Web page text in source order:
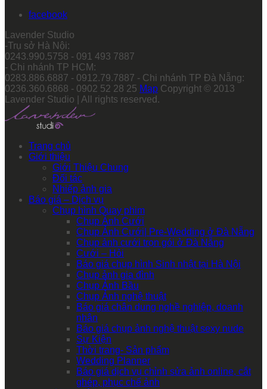
facebook
Lavender Studio
-Trụ sở Hà Nội:
0243.990.5758 - 091 493 7887
- Chi nhánh TP HCM:
0283.886.6887 - 0912.79.7887 - Chi nhánh TP Đà Nẵng:
0236.360.6868 - 0902 52 28 25 Map Copyright © 2013
Lavender Studio | All rights reserved.
Trang chủ
Giới thiệu
Giới Thiệu Chung
Đối tác
Nhiếp ảnh gia
Báo giá – Dịch vụ
Chụp hình Quay phim
Chụp Ảnh Cưới
Chụp Ảnh Cưới| Pre-Wedding ở Đà Nẵng
Chụp ảnh cưới trọn gói ở Đà Nẵng
Cưới – Hỏi
Báo giá chụp hình Sinh nhật tại Hà Nội
Chụp ảnh gia đình
Chụp Ảnh Bầu
Chụp Ảnh nghệ thuật
Báo giá chân dung nghề nghiệp, doanh
nhân
Báo giá chụp ảnh nghệ thuật sexy nude
Sự Kiện
Thời trang- Sản phẩm
Wedding Planner
Báo giá dịch vụ chỉnh sửa ảnh online, cắt
ghép, phục chế ảnh